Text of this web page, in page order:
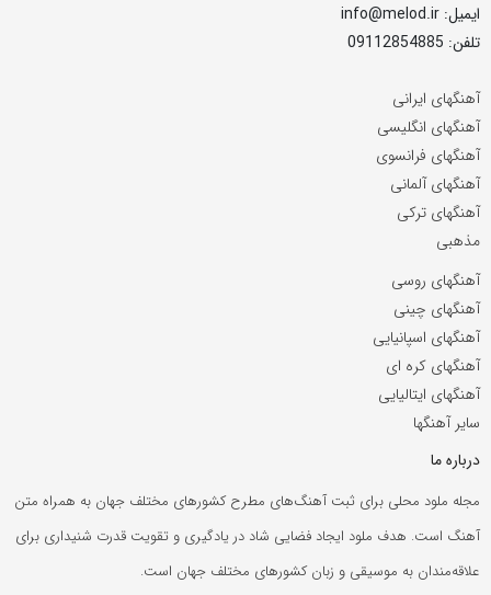
ایمیل: info@melod.ir
تلفن: 09112854885
آهنگهای ایرانی
آهنگهای انگلیسی
آهنگهای فرانسوی
آهنگهای آلمانی
آهنگهای ترکی
مذهبی
آهنگهای روسی
آهنگهای چینی
آهنگهای اسپانیایی
آهنگهای کره ای
آهنگهای ایتالیایی
سایر آهنگها
درباره ما
مجله ملود محلی برای ثبت آهنگ‌های مطرح کشورهای مختلف جهان به همراه متن
آهنگ است. هدف ملود ایجاد فضایی شاد در یادگیری و تقویت قدرت شنیداری برای
علاقه‌مندان به موسیقی و زبان کشورهای مختلف جهان است.